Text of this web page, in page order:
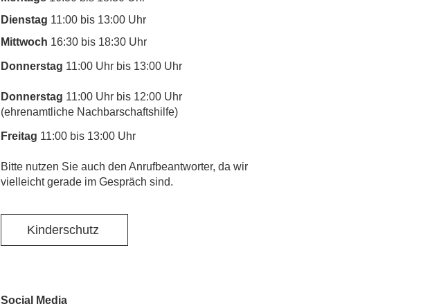
Dienstag 11:00 bis 13:00 Uhr
Mittwoch 16:30 bis 18:30 Uhr
Donnerstag 11:00 Uhr bis 13:00 Uhr
Donnerstag 11:00 Uhr bis 12:00 Uhr
(ehrenamtliche Nachbarschaftshilfe)
Freitag 11:00 bis 13:00 Uhr
​Bitte nutzen Sie auch den Anrufbeantworter, da wir
vielleicht gerade im Gespräch sind.
Kinderschutz
Social Media